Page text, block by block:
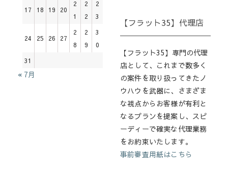
17 18 19 20
2
1
2
2
2
3
24 25 26 27
2
8
2
9
3
0
31
« 7月
【フラット35】代理店
【フラット35】専門の代理
店として、これまで数多く
の案件を取り扱ってきたノ
ウハウを武器に、さまざま
な視点からお客様が有利と
なるプランを提案し、スピ
ーディーで確実な代理業務
をお約束いたします。
事前審査用紙はこちら